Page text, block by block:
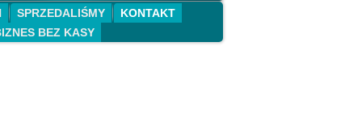
SPRZEDALIŚMY
KONTAKT
BEZ KASY